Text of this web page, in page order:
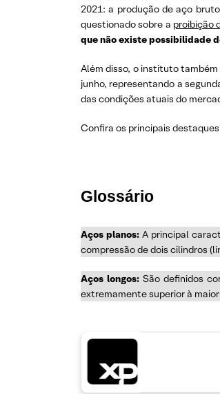
2021: a produção de aço
questionado sobre a proibição
que não existe possibilidade
Além disso, o instituto
junho, representando a
das condições atuais do
Confira os principais
Glossário
Aços planos:A principal
compressão de dois cilindros
Aços longos: São definidos
extremamente superior à